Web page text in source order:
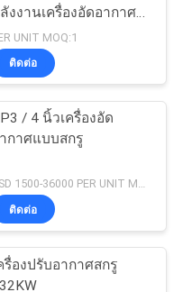
งงานเครื่องอัดอากาศ
รู Type
UNIT MOQ:1
ติดต่อ
/ 4 นิ้วเครื่องอัด
กาศแบบสกรู
USD 1500-36000 PER UNIT MOQ:1
ติดต่อ
รื่องปรับอากาศสกรู